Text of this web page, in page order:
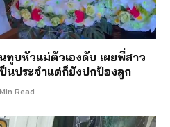
ทุบหัวแม่ตัวเองดับ เผยพี่สาว
นประจำแต่ก็ยังปกป้องลูก
Read